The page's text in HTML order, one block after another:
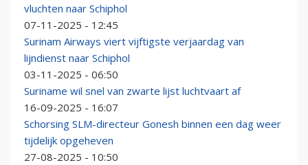
vluchten naar Schiphol
07-11-2025 - 12:45
Surinam Airways viert vijftigste verjaardag van
lijndienst naar Schiphol
03-11-2025 - 06:50
Suriname wil snel van zwarte lijst luchtvaart af
16-09-2025 - 16:07
Schorsing SLM-directeur Gonesh binnen een dag weer
tijdelijk opgeheven
27-08-2025 - 10:50